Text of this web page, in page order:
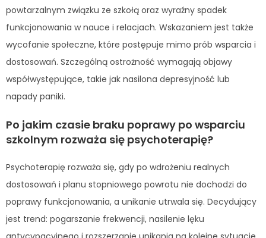
powtarzalnym związku ze szkołą oraz wyraźny spadek
funkcjonowania w nauce i relacjach. Wskazaniem jest także
wycofanie społeczne, które postępuje mimo prób wsparcia i
dostosowań. Szczególną ostrożność wymagają objawy
współwystępujące, takie jak nasilona depresyjność lub
napady paniki.
Po jakim czasie braku poprawy po wsparciu
szkolnym rozważa się psychoterapię?
Psychoterapię rozważa się, gdy po wdrożeniu realnych
dostosowań i planu stopniowego powrotu nie dochodzi do
poprawy funkcjonowania, a unikanie utrwala się. Decydujący
jest trend: pogarszanie frekwencji, nasilenie lęku